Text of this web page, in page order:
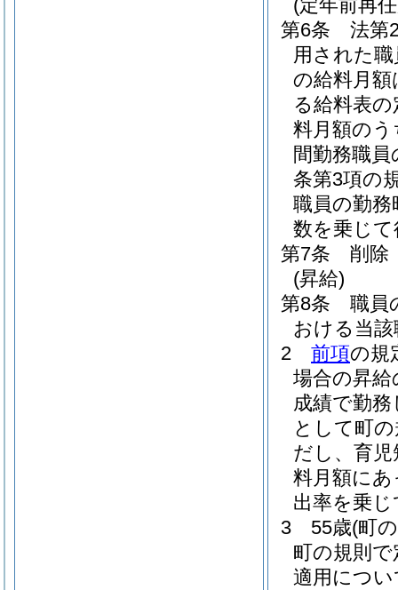
(定年前再
第6条
法第
用された職
の給料月額
る給料表
料月額のう
間勤務職
条第3項の
職員の勤
数を乗じ
第7条
削除
(昇給)
第8条
職員
おける当
2
前項の規
場合の昇
成績で勤
として町
だし、育
料月額に
出率を乗
3
55歳(町
町の規則
適用につ